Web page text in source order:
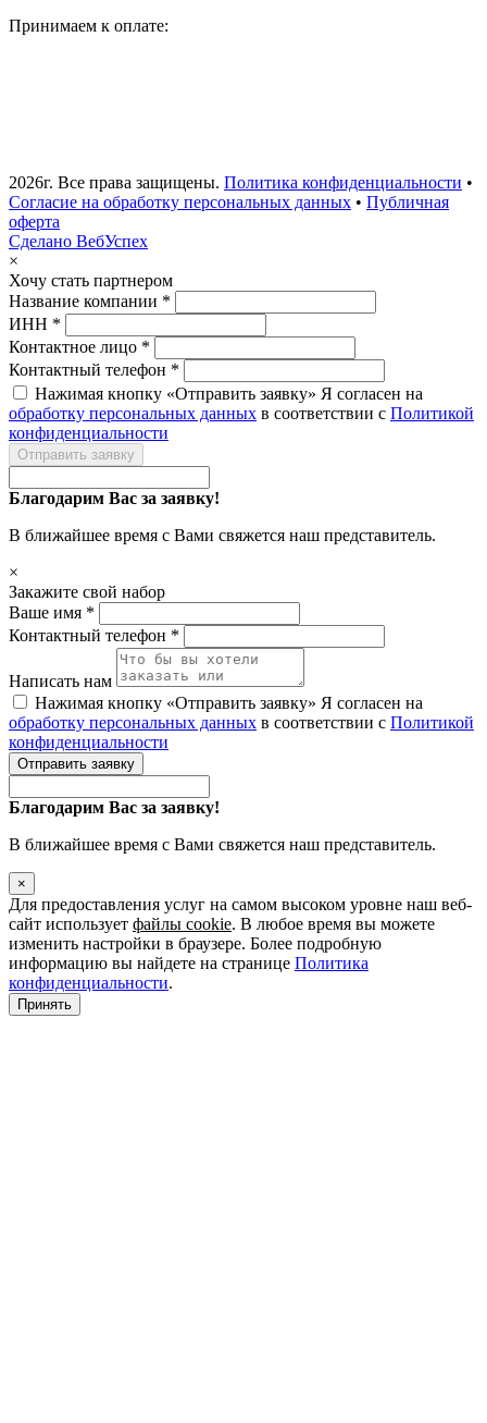
Принимаем к оплате:
2026г. Все права защищены. Политика конфиденциальности •
Согласие на обработку персональных данных • Публичная
оферта
Сделано ВебУспех
×
Хочу стать партнером
Название компании *
ИНН *
Контактное лицо *
Контактный телефон *
Нажимая кнопку «Отправить заявку» Я согласен на
обработку персональных данных в соответствии с Политикой
конфиденциальности
Отправить заявку
Благодарим Вас за заявку!
В ближайшее время с Вами свяжется наш представитель.
×
Закажите свой набор
Ваше имя *
Контактный телефон *
Написать нам
Нажимая кнопку «Отправить заявку» Я согласен на
обработку персональных данных в соответствии с Политикой
конфиденциальности
Отправить заявку
Благодарим Вас за заявку!
В ближайшее время с Вами свяжется наш представитель.
×
Для предоставления услуг на самом высоком уровне наш веб-
сайт использует файлы cookie. В любое время вы можете
изменить настройки в браузере. Более подробную
информацию вы найдете на странице Политика
конфиденциальности.
Принять